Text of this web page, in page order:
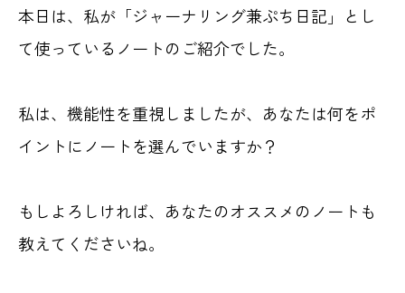
本日は、私が「ジャーナリング兼ぷち日記」とし
て使っているノートのご紹介でした。
私は、機能性を重視しましたが、あなたは何をポ
イントにノートを選んでいますか？
もしよろしければ、あなたのオススメのノートも
教えてくださいね。